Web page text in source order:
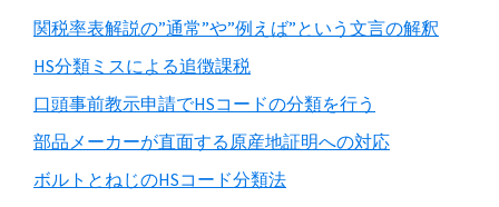
関税率表解説の”通常”や”例えば”という文言の解釈
HS分類ミスによる追徴課税
口頭事前教示申請でHSコードの分類を行う
部品メーカーが直面する原産地証明への対応
ボルトとねじのHSコード分類法